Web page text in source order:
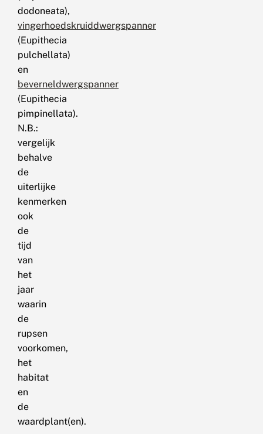
dodoneata),
vingerhoedskruiddwergspanner
(Eupithecia
pulchellata)
en
beverneldwergspanner
(Eupithecia
pimpinellata).
N.B.:
vergelijk
behalve
de
uiterlijke
kenmerken
ook
de
tijd
van
het
jaar
waarin
de
rupsen
voorkomen,
het
habitat
en
de
waardplant(en).